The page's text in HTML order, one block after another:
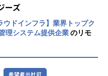
ともに手をとりあう世
ファミリー向け動画メデ
）設けており、開発技術
おり、高単価案件の獲
ーズ
ウドインフラ】業界トップク
理システム提供企業のリモ
希望者出社可